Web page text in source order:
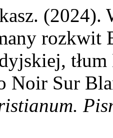
(2024).
rozkwit
Noir Sur